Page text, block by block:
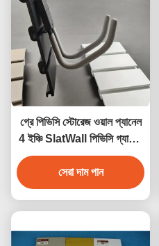
গ্রে পিভিসি স্টোরেজ ওয়াল প্যানেল
4 ইঞ্চি SlatWall পিভিসি গ্যারেজ
প্যানেল
সেরা দাম পান